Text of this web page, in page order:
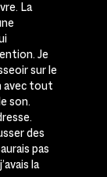
La
Je
sur le
avec tout
son.
des
pas
la